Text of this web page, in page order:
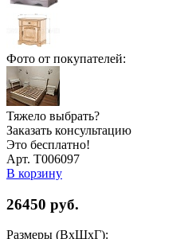
Фото от покупателей:
Тяжело выбрать?
Заказать консультацию
Это бесплатно!
Арт. Т006097
В корзину
26450 руб.
Размеры (ВхШхГ):